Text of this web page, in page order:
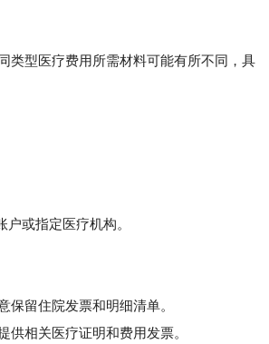
类型医疗费用所需材料可能有所不同，具
或指定医疗机构。
留住院发票和明细清单。
相关医疗证明和费用发票。